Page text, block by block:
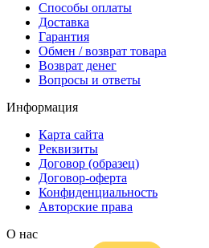
Способы оплаты
Доставка
Гарантия
Обмен / возврат товара
Возврат денег
Вопросы и ответы
Информация
Карта сайта
Реквизиты
Договор (образец)
Договор-оферта
Конфиденциальность
Авторские права
О нас